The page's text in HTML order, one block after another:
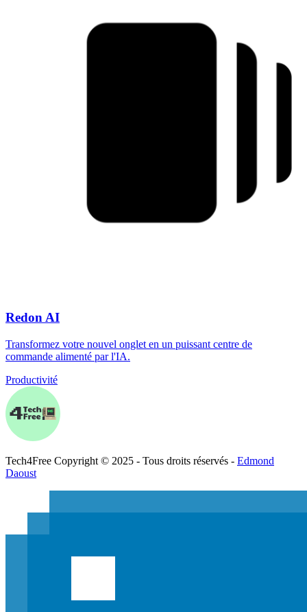
Redon AI
Transformez votre nouvel onglet en un puissant centre de
commande alimenté par l'IA.
Productivité
Tech4Free Copyright © 2025 - Tous droits réservés - Edmond
Daoust